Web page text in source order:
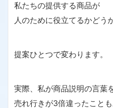
私たちの提供する商品が
人のために役立てるかどう
提案ひとつで変わります。
実際、私が商品説明の言葉
売れ行きが3倍違ったことも